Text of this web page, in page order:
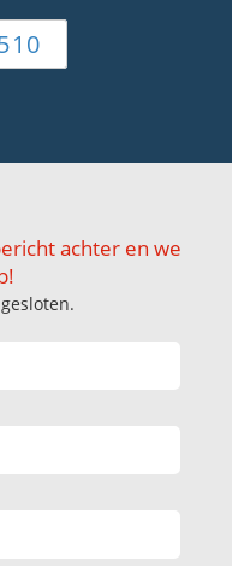
achter en we